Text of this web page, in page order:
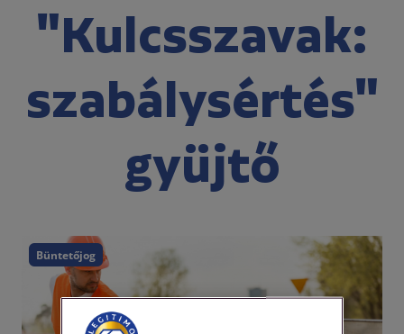
"Kulcsszavak:
szabálysértés"
gyüjtő
Büntetőjog